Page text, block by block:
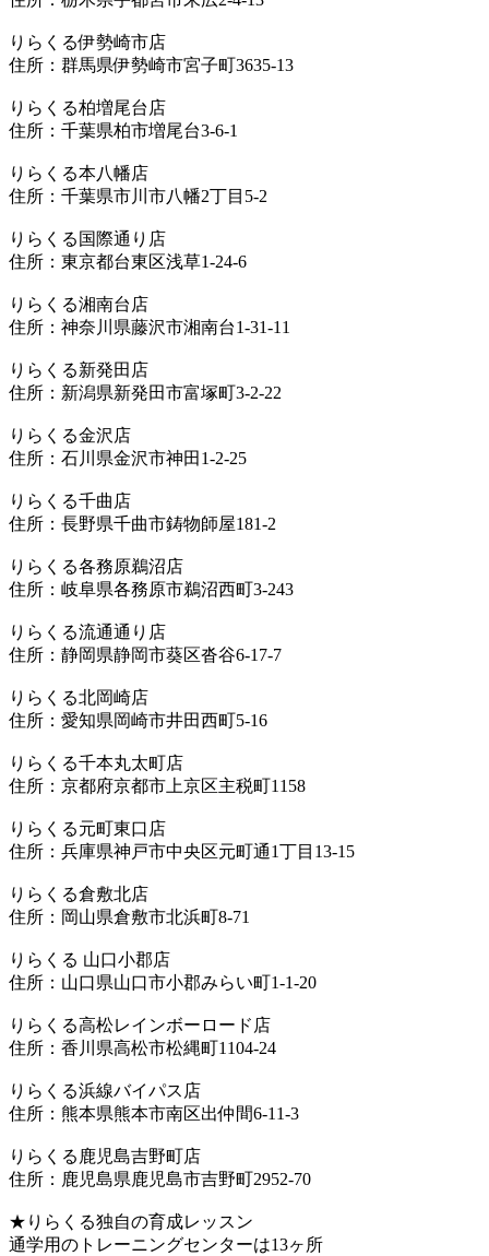
りらくる伊勢崎市店
住所：群馬県伊勢崎市宮子町3635-13
りらくる柏増尾台店
住所：千葉県柏市増尾台3-6-1
りらくる本八幡店
住所：千葉県市川市八幡2丁目5-2
りらくる国際通り店
住所：東京都台東区浅草1-24-6
りらくる湘南台店
住所：神奈川県藤沢市湘南台1-31-11
りらくる新発田店
住所：新潟県新発田市富塚町3-2-22
りらくる金沢店
住所：石川県金沢市神田1-2-25
りらくる千曲店
住所：長野県千曲市鋳物師屋181-2
りらくる各務原鵜沼店
住所：岐阜県各務原市鵜沼西町3-243
りらくる流通通り店
住所：静岡県静岡市葵区沓谷6-17-7
りらくる北岡崎店
住所：愛知県岡崎市井田西町5-16
りらくる千本丸太町店
住所：京都府京都市上京区主税町1158
りらくる元町東口店
住所：兵庫県神戸市中央区元町通1丁目13-15
りらくる倉敷北店
住所：岡山県倉敷市北浜町8-71
りらくる 山口小郡店
住所：山口県山口市小郡みらい町1-1-20
りらくる高松レインボーロード店
住所：香川県高松市松縄町1104-24
りらくる浜線バイパス店
住所：熊本県熊本市南区出仲間6-11-3
りらくる鹿児島吉野町店
住所：鹿児島県鹿児島市吉野町2952-70
★りらくる独自の育成レッスン
通学用のトレーニングセンターは13ヶ所